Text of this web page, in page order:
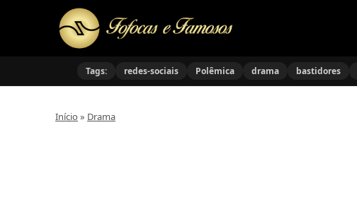
Tags: redes-sociais Polêmica drama bastidores
Início » Drama